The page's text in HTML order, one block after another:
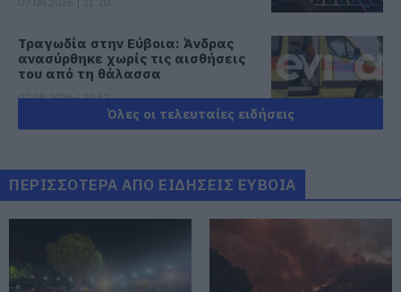
Τραγωδία στην Εύβοια: Άνδρας
ανασύρθηκε χωρίς τις αισθήσεις
του από τη θάλασσα
07.08.2026 | 20:57
διπλάσια σύνταξη τον Αύγουστο
07.08.2026 | 20:20
Όλες οι τελευταίες ειδήσεις
ΠΕΡΙΣΣΟΤΕΡΑ ΑΠΟ ΕΙΔΗΣΕΙΣ ΕΥΒΟΙΑ